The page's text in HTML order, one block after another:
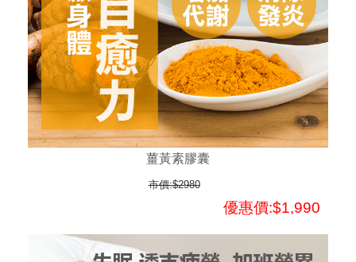
薑黃素膠囊
市價:$2980
優惠價:$1,990